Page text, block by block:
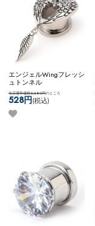
エンジェルWingフレッシ
ュトンネル
当店通常価格5,280円のところ
528円(税込)